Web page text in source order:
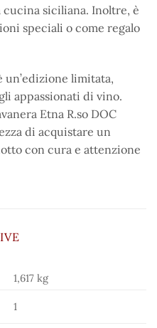
siciliana. Inoltre, è
speciali o come regalo
un’edizione limitata,
appassionati di vino.
Etna R.so DOC
di acquistare un
con cura e attenzione
1,617 kg
1